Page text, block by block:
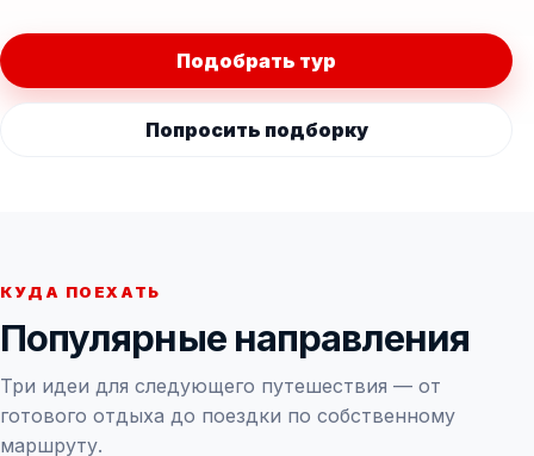
Подобрать тур
Попросить подборку
КУДА ПОЕХАТЬ
Популярные направления
Три идеи для следующего путешествия — от
готового отдыха до поездки по собственному
маршруту.